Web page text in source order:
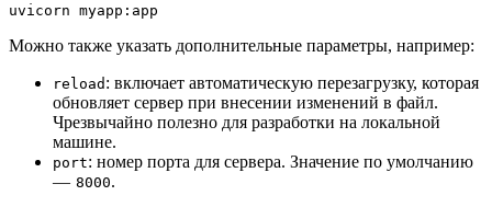
uvicorn myapp:app
Можно также указать дополнительные параметры, например:
reload : включает автоматическую перезагрузку, которая
обновляет сервер при внесении изменений в файл.
Чрезвычайно полезно для разработки на локальной
машине.
port: номер порта для сервера. Значение по умолчанию
— 8000.